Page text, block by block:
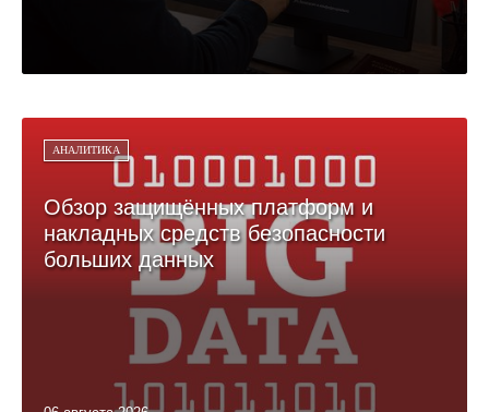
АНАЛИТИКА
Обзор защищённых платформ и
накладных средств безопасности
больших данных